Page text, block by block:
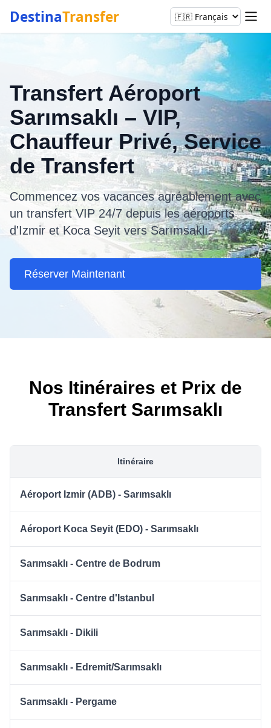
DestinaTransfer
Transfert Aéroport
Sarımsaklı – VIP,
Chauffeur Privé, Service
de Transfert
Commencez vos vacances agréablement avec
un transfert VIP 24/7 depuis les aéroports
d'Izmir et Koca Seyit vers Sarımsaklı.
Réserver Maintenant
Nos Itinéraires et Prix de
Transfert Sarımsaklı
Itinéraire
Aéroport Izmir (ADB) - Sarımsaklı
Aéroport Koca Seyit (EDO) - Sarımsaklı
Sarımsaklı - Centre de Bodrum
Sarımsaklı - Centre d'Istanbul
Sarımsaklı - Dikili
Sarımsaklı - Edremit/Sarımsaklı
Sarımsaklı - Pergame